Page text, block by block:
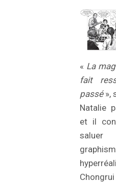
« La
fait
passé»,
Natalie
et il